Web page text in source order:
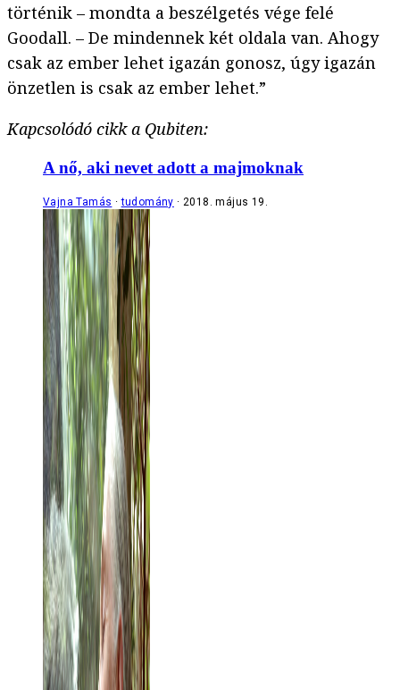
történik – mondta a beszélgetés vége felé
Goodall. – De mindennek két oldala van. Ahogy
csak az ember lehet igazán gonosz, úgy igazán
önzetlen is csak az ember lehet.”
Kapcsolódó cikk a Qubiten:
A nő, aki nevet adott a majmoknak
Vajna Tamás tudomány 2018. május 19.